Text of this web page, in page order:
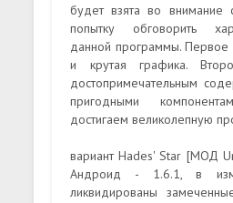
будет взята во внимание
попытку обговорить
данной программы. Первое
и крутая графика.
достопримечательным
пригодными
достигаем великолепную
вариант Hades' Star [МОД
Андроид - 1.6.1, в
ликвидированы